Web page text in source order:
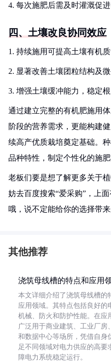
4. 每次施肥后需及时灌溉促
四、土壤改良协同效应
1. 持续施用可提高土壤有机
2. 显著改善土壤团粒结构及
3. 增强土壤缓冲能力，稳定
通过建立完整的有机肥施用
阶段的营养需求，更能构建
续高产优质栽培奠定基础。
品种特性，制定个性化的施肥
老板们要是想了解更多关于
妨去百度搜索“爱采购”，上
哦，说不定能给你的选择带
其他推荐
浇筑母线槽的特点和应用
本文详细介绍了浇筑母线槽的
应用领域。其特点包括良好的
机械、防火和防护性能。在应
广泛用于商业建筑、工业厂房
和数据中心等场所，凭借自身
足不同领域对电力供应的高要
障电力系统稳定运行。